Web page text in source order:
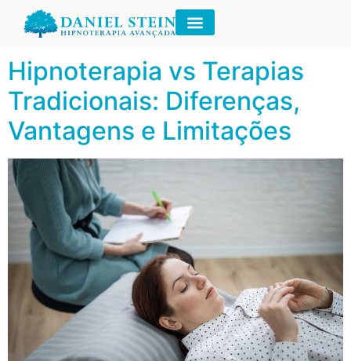
Tag:psicoterapia
Hipnoterapia vs Terapias
Tradicionais: Diferenças,
Vantagens e Limitações